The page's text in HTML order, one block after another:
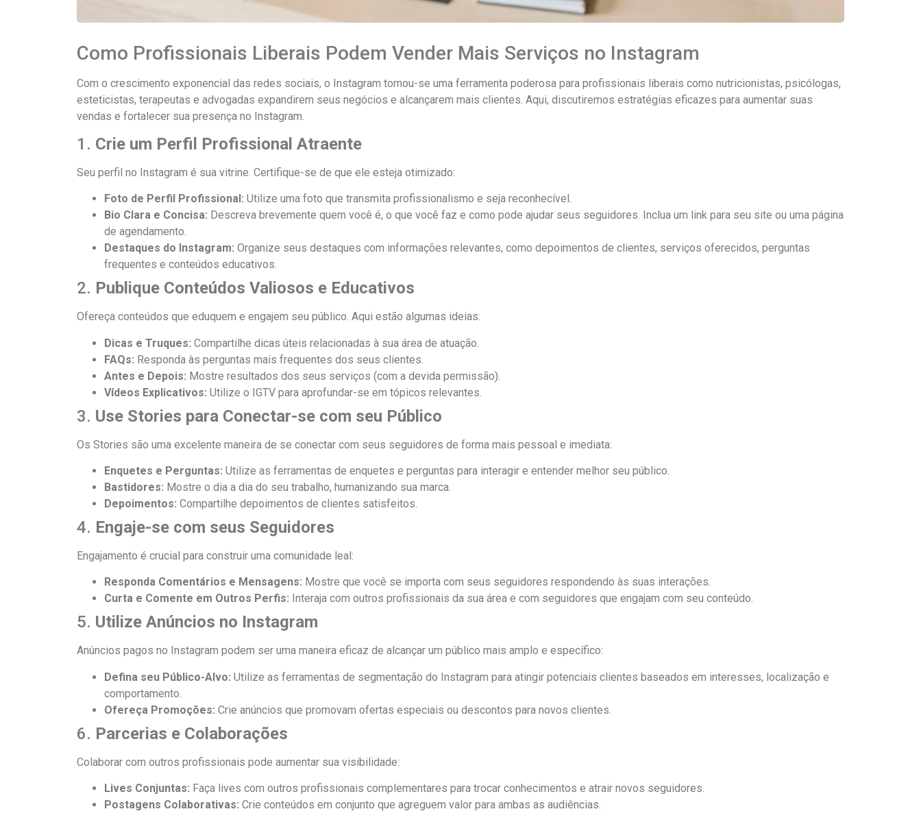
Como Profissionais Liberais Podem Vender Mais Serviços no Instagram
Com o crescimento exponencial das redes sociais, o Instagram tornou-se uma ferramenta poderosa para profissionais liberais como nutricionistas, psicólogas,
esteticistas, terapeutas e advogadas expandirem seus negócios e alcançarem mais clientes. Aqui, discutiremos estratégias eficazes para aumentar suas
vendas e fortalecer sua presença no Instagram.
1. Crie um Perfil Profissional Atraente
Seu perfil no Instagram é sua vitrine. Certifique-se de que ele esteja otimizado:
Foto de Perfil Profissional: Utilize uma foto que transmita profissionalismo e seja reconhecível.
Bio Clara e Concisa: Descreva brevemente quem você é, o que você faz e como pode ajudar seus seguidores. Inclua um link para seu site ou uma página
de agendamento.
Destaques do Instagram: Organize seus destaques com informações relevantes, como depoimentos de clientes, serviços oferecidos, perguntas
frequentes e conteúdos educativos.
2. Publique Conteúdos Valiosos e Educativos
Ofereça conteúdos que eduquem e engajem seu público. Aqui estão algumas ideias:
Dicas e Truques: Compartilhe dicas úteis relacionadas à sua área de atuação.
FAQs: Responda às perguntas mais frequentes dos seus clientes.
Antes e Depois: Mostre resultados dos seus serviços (com a devida permissão).
Vídeos Explicativos: Utilize o IGTV para aprofundar-se em tópicos relevantes.
3. Use Stories para Conectar-se com seu Público
Os Stories são uma excelente maneira de se conectar com seus seguidores de forma mais pessoal e imediata:
Enquetes e Perguntas: Utilize as ferramentas de enquetes e perguntas para interagir e entender melhor seu público.
Bastidores: Mostre o dia a dia do seu trabalho, humanizando sua marca.
Depoimentos: Compartilhe depoimentos de clientes satisfeitos.
4. Engaje-se com seus Seguidores
Engajamento é crucial para construir uma comunidade leal:
Responda Comentários e Mensagens: Mostre que você se importa com seus seguidores respondendo às suas interações.
Curta e Comente em Outros Perfis: Interaja com outros profissionais da sua área e com seguidores que engajam com seu conteúdo.
5. Utilize Anúncios no Instagram
Anúncios pagos no Instagram podem ser uma maneira eficaz de alcançar um público mais amplo e específico:
Defina seu Público-Alvo: Utilize as ferramentas de segmentação do Instagram para atingir potenciais clientes baseados em interesses, localização e
comportamento.
Ofereça Promoções: Crie anúncios que promovam ofertas especiais ou descontos para novos clientes.
6. Parcerias e Colaborações
Colaborar com outros profissionais pode aumentar sua visibilidade:
Lives Conjuntas: Faça lives com outros profissionais complementares para trocar conhecimentos e atrair novos seguidores.
Postagens Colaborativas: Crie conteúdos em conjunto que agreguem valor para ambas as audiências.